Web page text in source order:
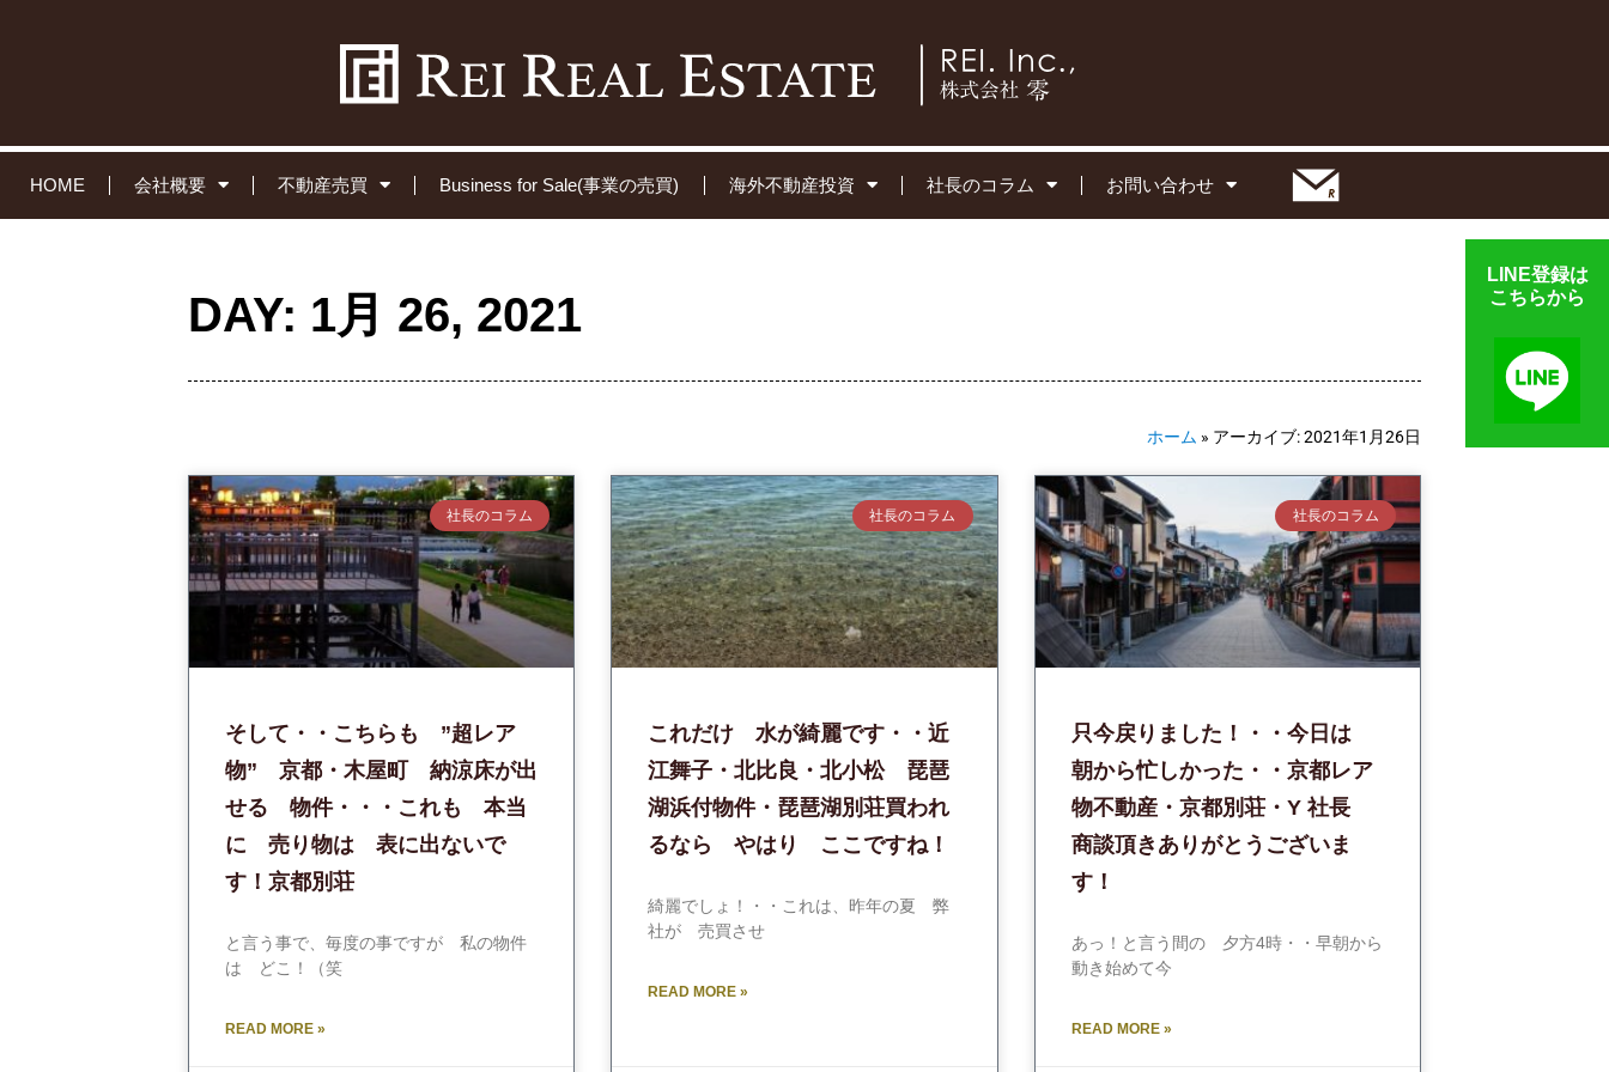
HOME 会社概要 不動産売買 Business for Sale(事業の売買) 海外不動産投資 社長のコラム お問い合わせ
LINE登録は
こちらから
DAY: 1月 26, 2021
ホーム » アーカイブ: 2021年1月26日
社長のコラム
そして・・こちらも ”超レア
物” 京都・木屋町 納涼床が出
せる 物件・・・これも 本当
に 売り物は 表に出ないで
す！京都別荘
と言う事で、毎度の事ですが 私の物件
は どこ！（笑
READ MORE »
社長のコラム
これだけ 水が綺麗です・・近
江舞子・北比良・北小松 琵琶
湖浜付物件・琵琶湖別荘買われ
るなら やはり ここですね！
綺麗でしょ！・・これは、昨年の夏 弊
社が 売買させ
READ MORE »
社長のコラム
只今戻りました！・・今日は
朝から忙しかった・・京都レア
物不動産・京都別荘・Y 社長
商談頂きありがとうございま
す！
あっ！と言う間の 夕方4時・・早朝から
動き始めて今
READ MORE »